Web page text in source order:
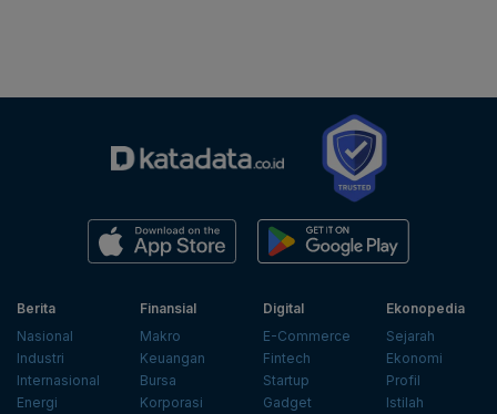
Berita
Nasional
Industri
Internasional
Energi
Finansial
Makro
Keuangan
Bursa
Korporasi
Digital
E-Commerce
Fintech
Startup
Gadget
Ekonopedia
Sejarah
Ekonomi
Profil
Istilah